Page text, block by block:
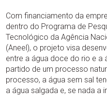
Com financiamento da
dentro do Programa de
Tecnológico da Agência
(Aneel), o projeto visa
entre a água doce do rio e a
partido de um processo
processo, a água sem sal
a água salgada e, se nada a